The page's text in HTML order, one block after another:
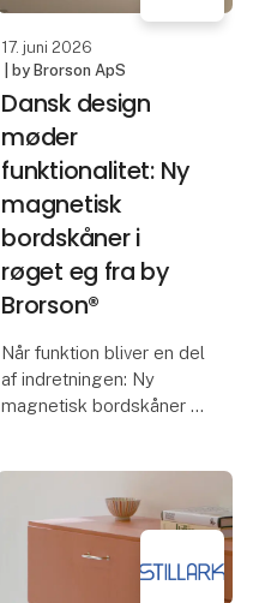
17. juni 2026
| by Brorson ApS
Dansk design
møder
funktionalitet: Ny
magnetisk
bordskåner i
røget eg fra by
Brorson®
Når funktion bliver en del
af indretningen: Ny
magnetisk bordskåner i
som løser en praktisk
opgave. Og så findes
der produkter, som både